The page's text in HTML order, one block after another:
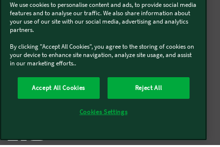
Livraison offerte sur l'e-shop dès 55€ d'achat.
Kobold
We use cookies to personalise content and ads, to provide social media
features and to analyse our traffic. We also share information about
your use of our site with our social media, advertising and analytics
partners.
By clicking "Accept All Cookies", you agree to the storing of cookies on
your device to enhance site navigation, analyze site usage, and assist
in our marketing efforts..
Accept All Cookies Reject All
Cookies Settings